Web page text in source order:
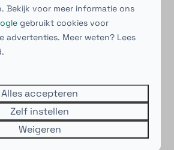
Bekijk voor meer informatie ons
gebruikt cookies voor
advertenties. Meer weten? Lees
Alles accepteren
Zelf instellen
Weigeren